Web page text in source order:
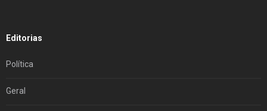
Editorias
Política
Geral